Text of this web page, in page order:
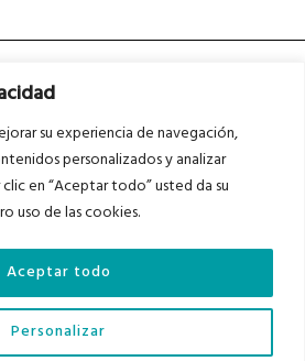
su experiencia de navegación,
personalizados y analizar
en “Aceptar todo” usted da su
uso de las cookies.
Personalizar
Aceptar todo
Auditados por